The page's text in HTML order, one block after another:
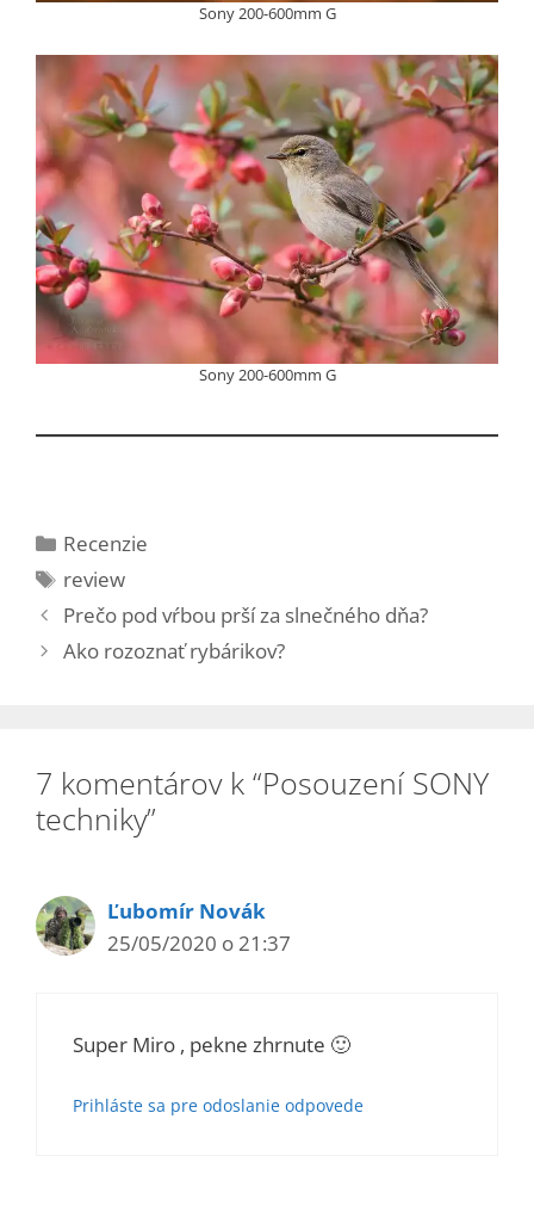
Sony 200-600mm G
Sony 200-600mm G
Kategórie
Recenzie
Značky
review
Prečo pod vŕbou prší za slnečného dňa?
Ako rozoznať rybárikov?
7 komentárov k “Posouzení SONY
techniky”
Ľubomír Novák
25/05/2020 o 21:37
Super Miro , pekne zhrnute 🙂
Prihláste sa pre odoslanie odpovede